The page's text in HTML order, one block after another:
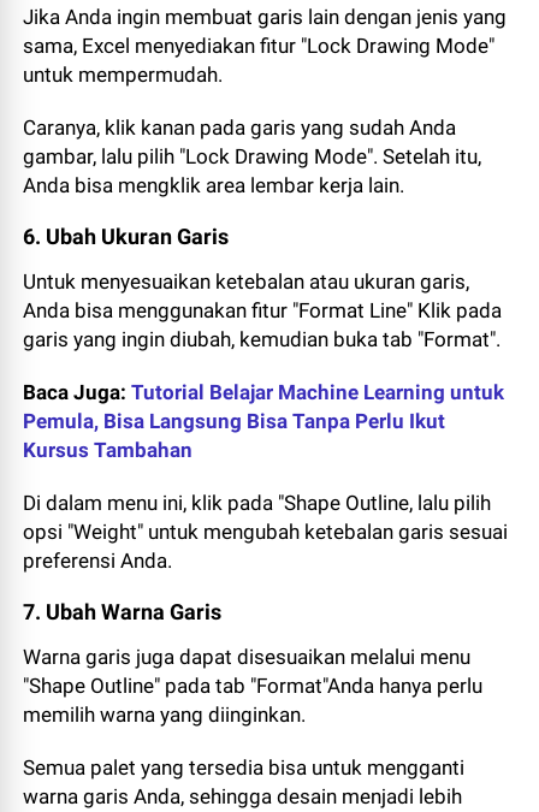
Jika Anda ingin membuat garis lain dengan jenis yang
sama, Excel menyediakan fitur "Lock Drawing Mode"
untuk mempermudah.
Caranya, klik kanan pada garis yang sudah Anda
gambar, lalu pilih "Lock Drawing Mode". Setelah itu,
Anda bisa mengklik area lembar kerja lain.
6. Ubah Ukuran Garis
Untuk menyesuaikan ketebalan atau ukuran garis,
Anda bisa menggunakan fitur "Format Line" Klik pada
garis yang ingin diubah, kemudian buka tab "Format".
Baca Juga:Tutorial Belajar Machine Learning untuk
Pemula, Bisa Langsung Bisa Tanpa Perlu Ikut
Kursus Tambahan
Di dalam menu ini, klik pada "Shape Outline, lalu pilih
opsi "Weight" untuk mengubah ketebalan garis sesuai
preferensi Anda.
7. Ubah Warna Garis
Warna garis juga dapat disesuaikan melalui menu
"Shape Outline" pada tab "Format"Anda hanya perlu
memilih warna yang diinginkan.
Semua palet yang tersedia bisa untuk mengganti
warna garis Anda, sehingga desain menjadi lebih